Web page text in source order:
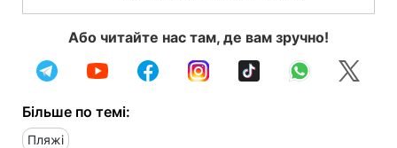
Або читайте нас там, де вам зручно!
Більше по темі:
Пляжі